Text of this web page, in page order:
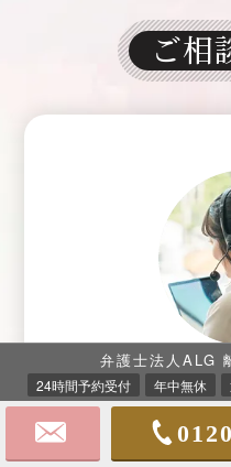
ご相
01 お電話
お問合
まずはお電話かメー
弁護士法人ALG
24時間予約受付 年中無休